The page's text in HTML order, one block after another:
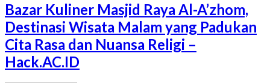
Bazar Kuliner Masjid Raya Al-A’zhom,
Destinasi Wisata Malam yang Padukan
Cita Rasa dan Nuansa Religi –
Hack.AC.ID